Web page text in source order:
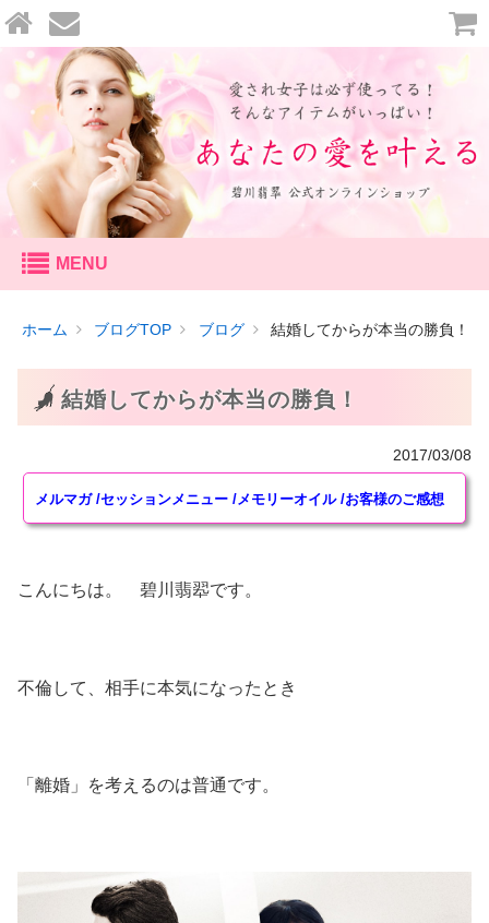
鑑定
ヒーリングアイテム
愛のエクリチュール psychic work
講座・その他
ホーム ブログTOP ブログ 結婚してからが本当の勝負！
結婚してからが本当の勝負！
2017/03/08
メルマガ /セッションメニュー /メモリーオイル /お客様のご感想
こんにちは。 碧川翡翆です。
不倫して、相手に本気になったとき
「離婚」を考えるのは普通です。